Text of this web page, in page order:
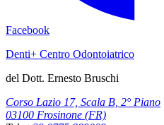
Facebook
Denti+ Centro Odontoiatrico
del Dott. Ernesto Bruschi
Corso Lazio 17, Scala B, 2° Piano
03100 Frosinone (FR)